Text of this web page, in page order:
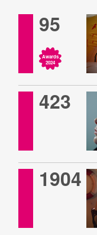
95
Awards
2024
423
1904